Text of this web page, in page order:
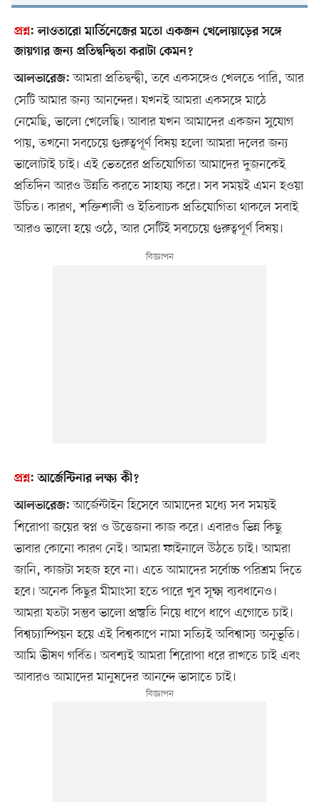
প্রশ্ন:লাওতারো মার্তিনেজের মতো একজন খেলোয়াড়ের সঙ্গে
জায়গার জন্য প্রতিদ্বন্দ্বিতা করাটা কেমন?
আলভারেজ: আমরা প্রতিদ্বন্দ্বী, তবে একসঙ্গেও খেলতে পারি, আর
সেটি আমার জন্য আনন্দের। যখনই আমরা একসঙ্গে মাঠে
নেমেছি, ভালো খেলেছি। আবার যখন আমাদের একজন সুযোগ
পায়, তখনো সবচেয়ে গুরুত্বপূর্ণ বিষয় হলো আমরা দলের জন্য
ভালোটাই চাই। এই ভেতরের প্রতিযোগিতা আমাদের দুজনকেই
প্রতিদিন আরও উন্নতি করতে সাহায্য করে। সব সময়ই এমন হওয়া
উচিত। কারণ, শক্তিশালী ও ইতিবাচক প্রতিযোগিতা থাকলে সবাই
আরও ভালো হয়ে ওঠে, আর সেটিই সবচেয়ে গুরুত্বপূর্ণ বিষয়।
প্রশ্ন:আর্জেন্টিনার লক্ষ্য কী?
আলভারেজ: আর্জেন্টাইন হিসেবে আমাদের মধ্যে সব সময়ই
শিরোপা জয়ের স্বপ্ন ও উত্তেজনা কাজ করে। এবারও ভিন্ন কিছু
ভাবার কোনো কারণ নেই। আমরা ফাইনালে উঠতে চাই। আমরা
জানি, কাজটা সহজ হবে না। এতে আমাদের সর্বোচ্চ পরিশ্রম দিতে
হবে। অনেক কিছুর মীমাংসা হতে পারে খুব সূক্ষ্ম ব্যবধানেও।
আমরা যতটা সম্ভব ভালো প্রস্তুতি নিয়ে ধাপে ধাপে এগোতে চাই।
বিশ্বচ্যাম্পিয়ন হয়ে এই বিশ্বকাপে নামা সত্যিই অবিশ্বাস্য অনুভূতি।
আমি ভীষণ গর্বিত। অবশ্যই আমরা শিরোপা ধরে রাখতে চাই এবং
আবারও আমাদের মানুষদের আনন্দে ভাসাতে চাই।